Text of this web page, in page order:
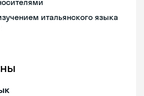
итальянского языка